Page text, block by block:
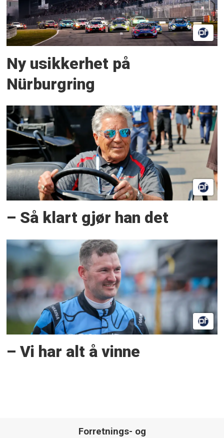
Ny usikkerhet på
Nürburgring
– Så klart gjør han det
– Vi har alt å vinne
Forretnings- og